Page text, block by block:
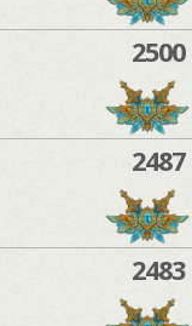
2500
2487
2483